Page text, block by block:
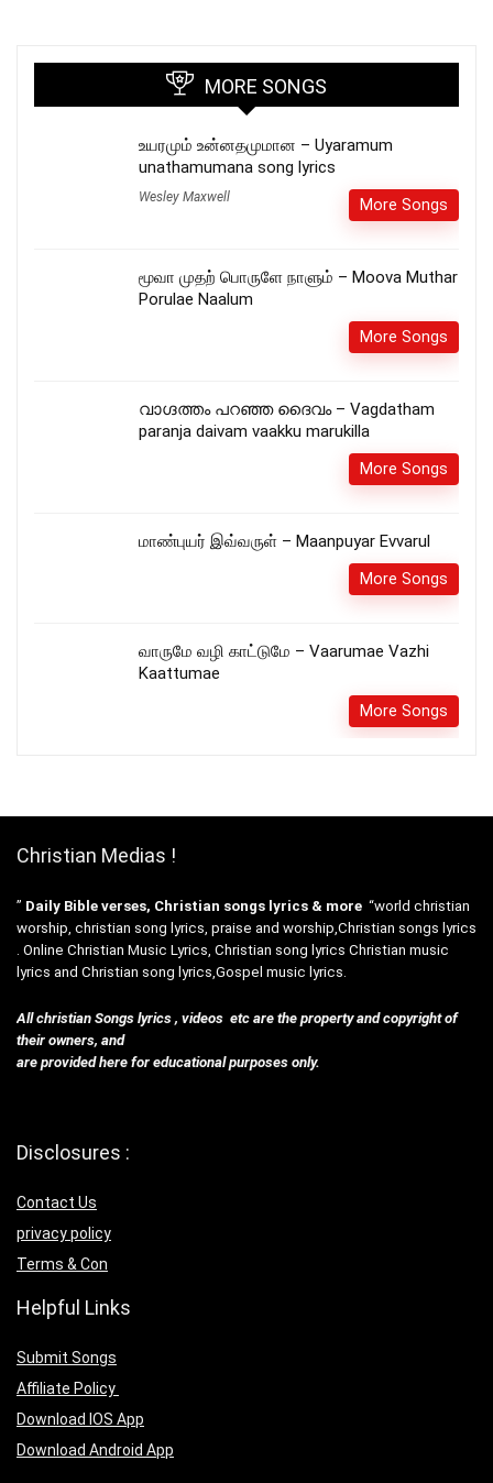
MORE SONGS
உயரமும் உன்னதமுமான – Uyaramum
unathamumana song lyrics
Wesley Maxwell More Songs
மூவா முதற் பொருளே நாளும் – Moova Muthar
Porulae Naalum
More Songs
വാഗ്ദത്തം പറഞ്ഞ ദൈവം – Vagdatham
paranja daivam vaakku marukilla
More Songs
மாண்புயர் இவ்வருள் – Maanpuyar Evvarul
More Songs
வாருமே வழி காட்டுமே – Vaarumae Vazhi
Kaattumae
More Songs
Christian Medias !
” Daily Bible verses, Christian songs lyrics & more “world christian
worship, christian song lyrics, praise and worship,Christian songs lyrics
. Online Christian Music Lyrics, Christian song lyrics Christian music
lyrics and Christian song lyrics,Gospel music lyrics.
All christian Songs lyrics , videos etc are the property and copyright of
their owners, and
are provided here for educational purposes only.
Disclosures :
Contact Us
privacy policy
Terms & Con
Helpful Links
Submit Songs
Affiliate Policy
Download IOS App
Download Android App